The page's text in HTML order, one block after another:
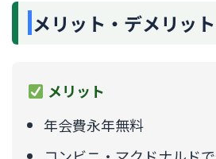
メリット・デメリット
メリット
年会費永年無料